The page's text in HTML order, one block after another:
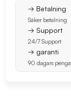
→ Betalning
Säker betalning
→ Support
24/7 Support
→ garanti
90 dagars